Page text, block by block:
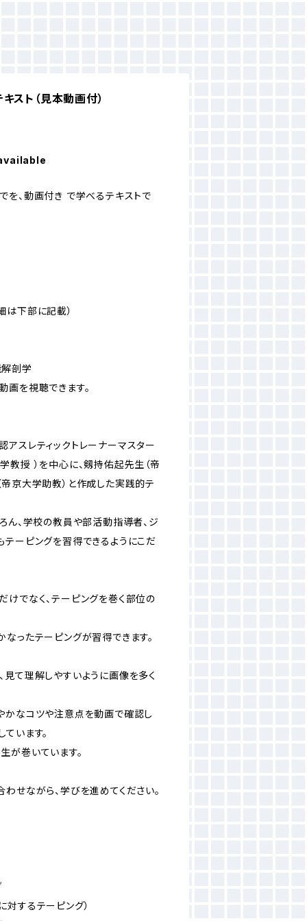
スト（見本動画付）
を、動画付き で学べるテキストで
下部に記載）
剖学
を視聴できます。
スレティックトレーナーマスター
教授 ）を中心に、剱持佑起先生（帝
京大学助教）と作成した実践的テ
ん、学校の教員や部活動指導者、ジ
テーピングを習得できるようにこだ
けでなく、テーピングを巻く部位の
ったテーピングが習得できます。
て理解しやすいように画像を多く
かなコツや注意点を動画で確認し
います。
が巻いています。
せながら、学びを進めてください。
するテーピング）